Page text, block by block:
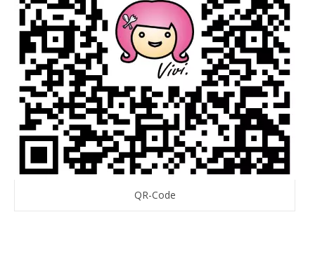
QR-Code